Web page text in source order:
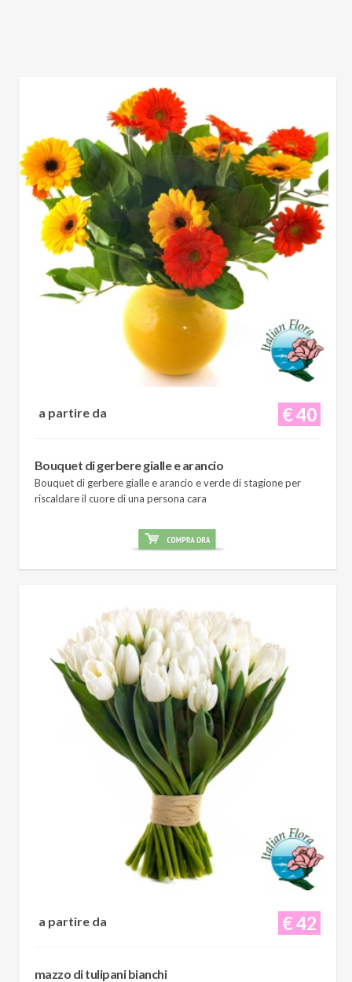
€ 40
a partire da
Bouquet di gerbere gialle e arancio
Bouquet di gerbere gialle e arancio e verde di stagione per
riscaldare il cuore di una persona cara
€ 42
a partire da
mazzo di tulipani bianchi